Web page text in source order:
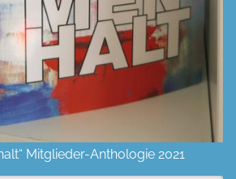
Mitglieder-Anthologie 2021